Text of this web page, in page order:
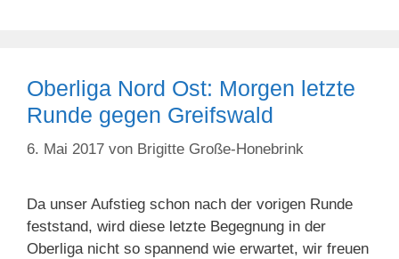
Oberliga Nord Ost: Morgen letzte
Runde gegen Greifswald
6. Mai 2017 von Brigitte Große-Honebrink
Da unser Aufstieg schon nach der vorigen Runde
feststand, wird diese letzte Begegnung in der
Oberliga nicht so spannend wie erwartet, wir freuen